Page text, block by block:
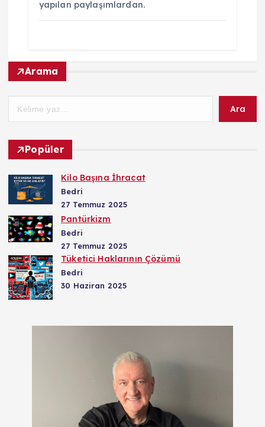
yapılan paylaşımlardan.
Arama
Ara
Popüler
Kilo Başına İhracat
Bedri
27 Temmuz 2025
Pantürkizm
Bedri
27 Temmuz 2025
Tüketici Haklarının Çözümü
Bedri
30 Haziran 2025